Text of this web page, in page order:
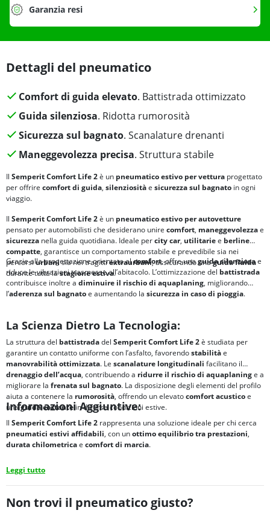
Garanzia resi
Dettagli del pneumatico
Comfort di guida elevato. Battistrada ottimizzato
Guida silenziosa. Ridotta rumorosità
Sicurezza sul bagnato. Scanalature drenanti
Maneggevolezza precisa. Struttura stabile
Il Semperit Comfort Life 2è un pneumatico estivo per vettura progettato
per offrire comfort di guida, silenziositàe sicurezza sul bagnato in ogni
viaggio.
Il Semperit Comfort Life 2è un pneumatico estivo per autovetture
pensato per automobilisti che desiderano unire comfort, maneggevolezzae
sicurezza nella guida quotidiana. Ideale percity car, utilitariee berline
compatte, garantisce un comportamento stabile e prevedibile sia nei
percorsiurbanisia nei tragittiextraurbani, assicurando unaguida fluida
durante tutta lastagione estiva.
Grazie alla progettazione orientata alcomfort, offre unaguida silenziosae
riduce le vibrazioni trasmesse all’abitacolo. L’ottimizzazione del battistrada
contribuisce inoltre a diminuire il rischio di aquaplaning, migliorando
l’aderenza sul bagnatoe aumentando la sicurezza in caso di pioggia.
La Scienza Dietro La Tecnologia:
La struttura del battistradadel Semperit Comfort Life 2è studiata per
garantire un contatto uniforme con l’asfalto, favorendostabilitàe
manovrabilità ottimizzata. Le scanalature longitudinali facilitano il
drenaggio dell’acqua, contribuendo a ridurre il rischio di aquaplaninge a
migliorare la frenata sul bagnato. La disposizione degli elementi del profilo
aiuta a contenere la rumorosità, offrendo un elevatocomfort acusticoe
unaguida costantein diverse condizioni estive.
Informazioni Aggiuntive:
Il Semperit Comfort Life 2 rappresenta una soluzione ideale per chi cerca
pneumatici estivi affidabili, con unottimoequilibrio tra prestazioni,
durata chilometricae comfort di marcia.
Leggi tutto
Non trovi il pneumatico giusto?